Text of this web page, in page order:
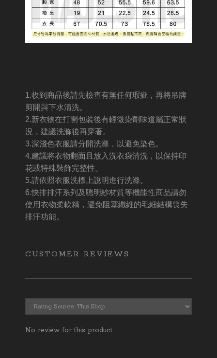
1.收到商品後請先檢查有無任何瑕疵，再將吊牌
剪開與下水清洗。
2.新衣物在打開包裝後有輕微染劑味道屬正常狀
況，建議洗滌後再穿著。
3.深淺色衣服請分開洗滌，以避免染色。
4.建議將衣物翻面且放入洗衣袋清洗，以保持印
花或特殊裝飾完整性。
5.請依照衣服洗標上說明進行洗滌。
6.快排排汗系列及聰明紗材質等機能性商品請勿
使用衣物柔軟精，避免阻塞纖維的毛細結構喪失
排汗功能。
CUSTOMER REVIEWS
No review for this product